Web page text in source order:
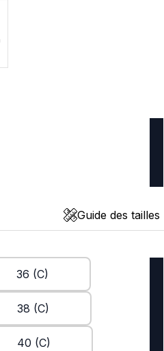
Guide des tailles
36 (C)
38 (C)
40 (C)